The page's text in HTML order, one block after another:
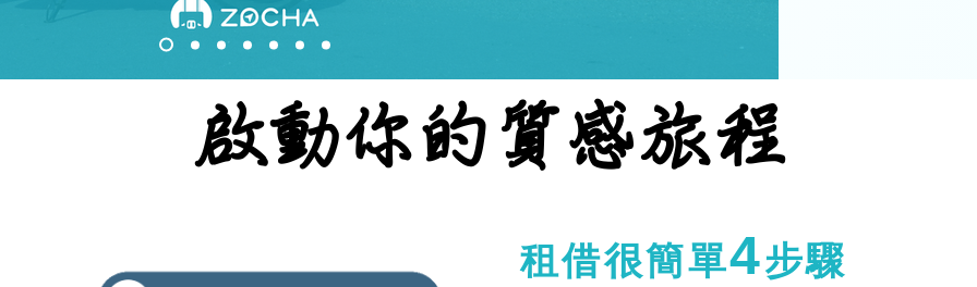
啟動你的質感旅程
啟動你的質感旅程
租借很簡單4步驟